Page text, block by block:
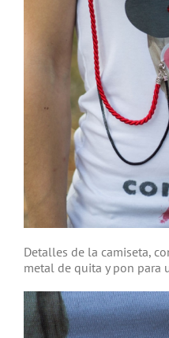
Detalles de la camiseta,
metal de quita y pon para